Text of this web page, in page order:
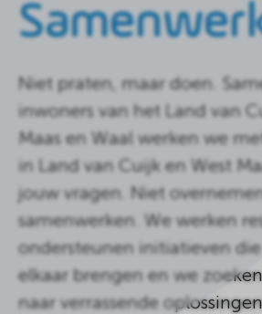
de
homepagina
Niet praten, maar doen.
inwoners van het Land van
Maas en Waal werken we
in Land van Cuijk en West
jouw vragen. Niet
samenwerken. We werken
ondersteunen initiatieven
elkaar brengen en we
naar verrassende